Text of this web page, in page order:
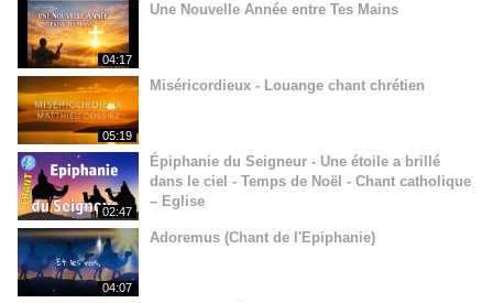
04:17
Une Nouvelle Année entre Tes Mains
05:19
Miséricordieux - Louange chant chrétien
02:47
Épiphanie du Seigneur - Une étoile a brillé
dans le ciel - Temps de Noël - Chant catholique
– Eglise
04:07
Adoremus (Chant de l'Epiphanie)